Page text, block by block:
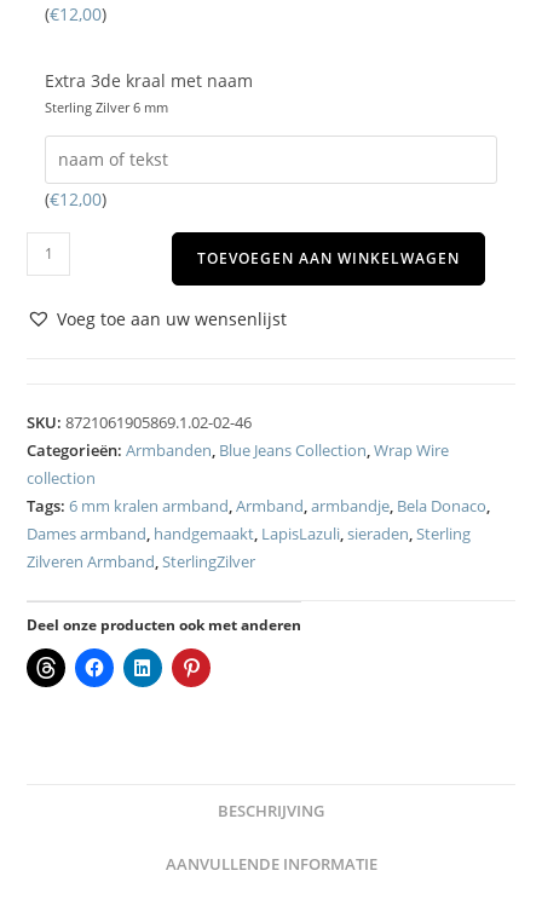
(€12,00)
Extra 3de kraal met naam
Sterling Zilver 6 mm
(€12,00)
TOEVOEGEN AAN WINKELWAGEN
Voeg toe aan uw wensenlijst
SKU:8721061905869.1.02-02-46
Categorieën:Armbanden Blue Jeans Collection ,Wrap Wire
collection
Tags:6 mm kralen armband ,Armband ,armbandje Bela Donaco
Dames armband handgemaakt LapisLazuli ,sieraden Sterling
Zilveren Armband SterlingZilver
Deel onze producten ook met anderen
BESCHRIJVING
AANVULLENDE INFORMATIE